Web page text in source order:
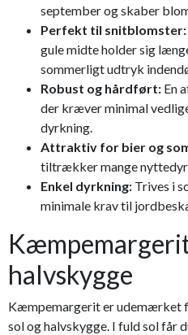
september og skaber
Perfekt til snitblomster:
gule midte holder sig
sommerligt udtryk
Robust og hårdført: En
der kræver minimal
dyrkning.
Attraktiv for bier og
tiltrækker mange nyttedyr
Enkel dyrkning: Trives i
minimale krav til
halvskygge
Kæmpemargerit er udemærket
sol og halvskygge. I fuld sol får